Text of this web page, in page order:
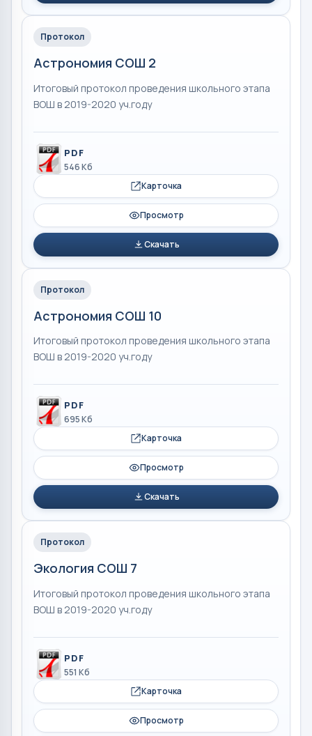
Протокол
Астрономия СОШ 2
Итоговый протокол проведения школьного этапа
ВОШ в 2019-2020 уч.году
PDF
546 Кб
Карточка
Просмотр
Скачать
Протокол
Астрономия СОШ 10
Итоговый протокол проведения школьного этапа
ВОШ в 2019-2020 уч.году
PDF
695 Кб
Карточка
Просмотр
Скачать
Протокол
Экология СОШ 7
Итоговый протокол проведения школьного этапа
ВОШ в 2019-2020 уч.году
PDF
551 Кб
Карточка
Просмотр